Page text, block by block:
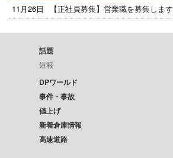
11月26日 【正社員募集】営業職を募集します
話題
短報
DPワールド
事件・事故
値上げ
新着倉庫情報
高速道路